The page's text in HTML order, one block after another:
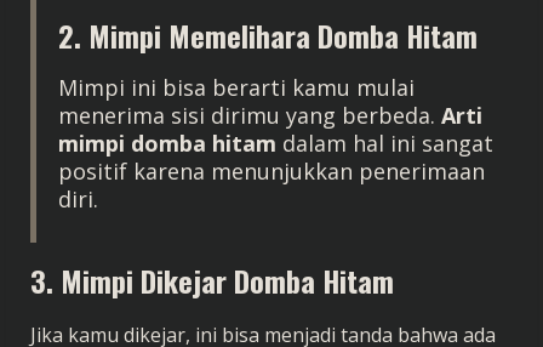
2. Mimpi Memelihara Domba Hitam
Mimpi ini bisa berarti kamu mulai
menerima sisi dirimu yang berbeda. Arti
mimpi domba hitam dalam hal ini sangat
positif karena menunjukkan penerimaan
diri.
3. Mimpi Dikejar Domba Hitam
Jika kamu dikejar, ini bisa menjadi tanda bahwa ada